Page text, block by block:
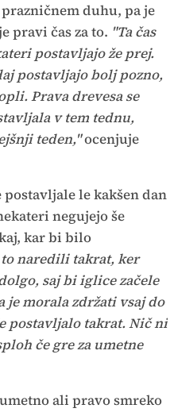
duhu, pa je
pravi čas za to. "Ta čas
postavljajo že prej.
postavljajo bolj pozno,
Prava drevesa se
v tem tednu,
teden,"ocenjuje
le kakšen dan
negujejo še
kar bi bilo
to naredili takrat, ker
saj bi iglice začele
morala zdržati vsaj do
postavljalo takrat. Nič ni
če gre za umetne
ali pravo smreko